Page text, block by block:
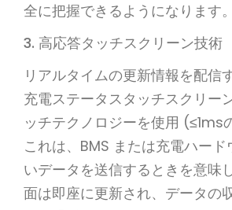
全に把握できるようになります
3. 高応答タッチスクリーン技術
リアルタイムの更新情報を配信
充電ステータスタッチスクリー
ッチテクノロジーを使用 (≤1ms
これは、BMS または充電ハード
いデータを送信するときを意味
面は即座に更新され、データの